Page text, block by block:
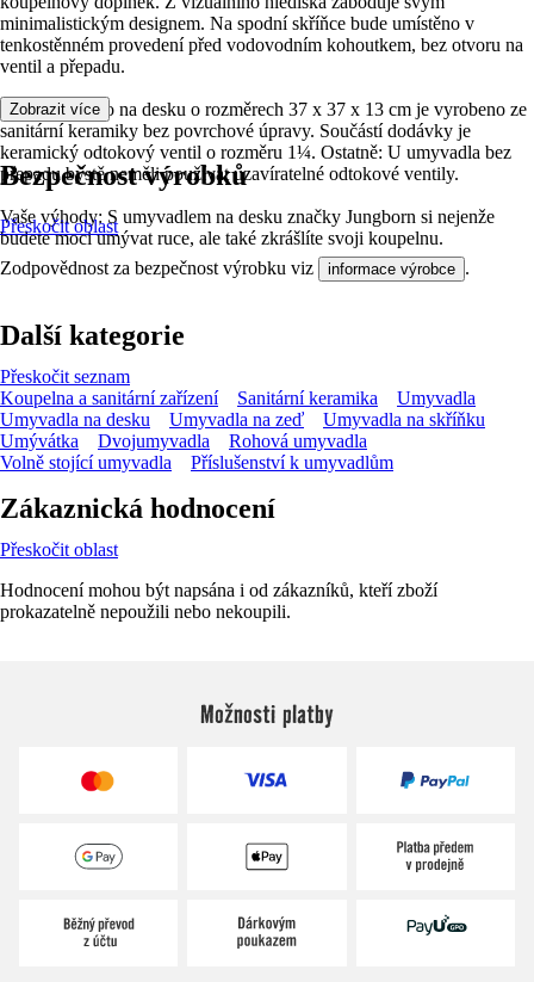
minimalistickým designem. Na spodní skříňce bude umístěno v
tenkostěnném provedení před vodovodním kohoutkem, bez otvoru na
ventil a přepadu.
Toto umyvadlo na desku o rozměrech 37 x 37 x 13 cm je vyrobeno ze
sanitární keramiky bez povrchové úpravy. Součástí dodávky je
keramický odtokový ventil o rozměru 1¼. Ostatně: U umyvadla bez
přepadu bystě neměli používat uzavíratelné odtokové ventily.
Vaše výhody: S umyvadlem na desku značky Jungborn si nejenže
budete moci umývat ruce, ale také zkrášlíte svoji koupelnu.
Zobrazit více
Bezpečnost výrobků
Přeskočit oblast
Zodpovědnost za bezpečnost výrobku viz informace výrobce .
Další kategorie
Přeskočit seznam
Koupelna a sanitární zařízení
Sanitární keramika
Umyvadla
Umyvadla na desku
Umyvadla na zeď
Umyvadla na skříňku
Umývátka
Dvojumyvadla
Rohová umyvadla
Volně stojící umyvadla
Příslušenství k umyvadlům
Zákaznická hodnocení
Přeskočit oblast
Hodnocení mohou být napsána i od zákazníků, kteří zboží
prokazatelně nepoužili nebo nekoupili.
Možnosti platby